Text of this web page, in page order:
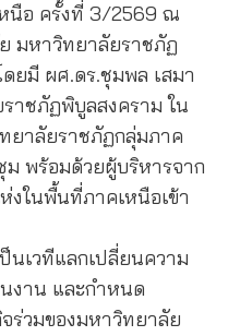
นือ ครั้งที่ 3/2569 ณ
มหาวิทยาลัยราชภัฏ
ดยมี ผศ.ดร.ชุมพล เสมา
าชภัฏพิบูลสงคราม ใน
ยาลัยราชภัฏกลุ่มภาค
ม พร้อมด้วยผู้บริหารจาก
ในพื้นที่ภาคเหนือเข้า
นเวทีแลกเปลี่ยนความ
งาน และกำหนด
ร่วมของมหาวิทยาลัย